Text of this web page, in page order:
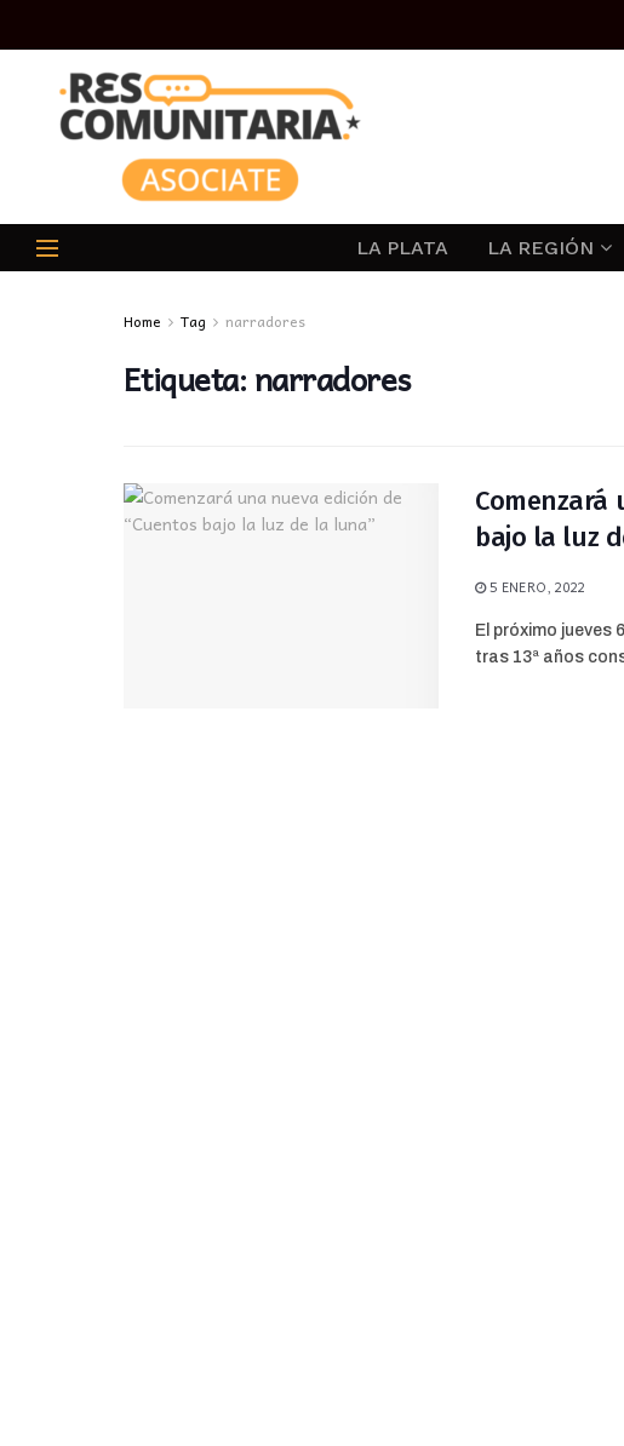
LA PLATA LA REGIÓN
Home Tag narradores
Etiqueta:narradores
Comenzará
bajo la luz
5 ENERO, 2022
El próximo jueves
tras 13ª años